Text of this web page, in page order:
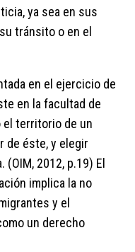
ya sea en sus
tránsito o en el
en el ejercicio de
en la facultad de
el territorio de un
de éste, y elegir
2012, p.19) El
implica la no
y el
un derecho